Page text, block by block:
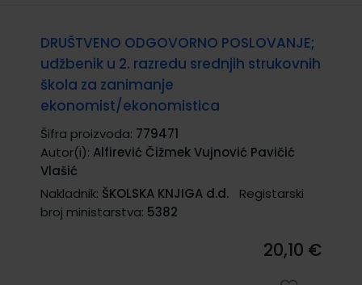
DRUŠTVENO ODGOVORNO POSLOVANJE;
udžbenik u 2. razredu srednjih strukovnih
škola za zanimanje
ekonomist/ekonomistica
Šifra proizvoda: 779471
Autor(i): Alfirević Čižmek Vujnović Pavičić
Vlašić
Nakladnik: ŠKOLSKA KNJIGA d.d.
Registarski
broj ministarstva: 5382
20,10 €